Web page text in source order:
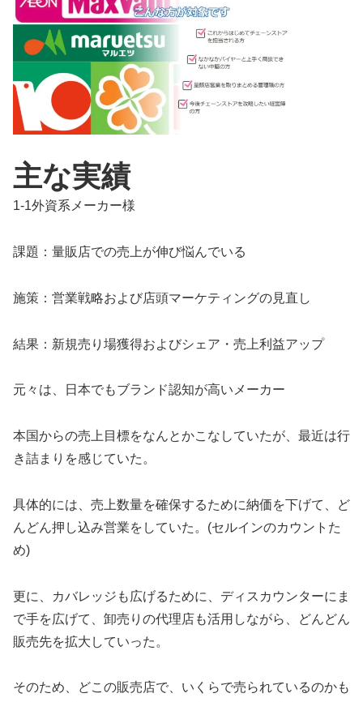
主な実績
1-1外資系メーカー様
課題：量販店での売上が伸び悩んでいる
施策：営業戦略および店頭マーケティングの見直し
結果：新規売り場獲得およびシェア・売上利益アップ
元々は、日本でもブランド認知が高いメーカー
本国からの売上目標をなんとかこなしていたが、最近は行
き詰まりを感じていた。
具体的には、売上数量を確保するために納価を下げて、ど
んどん押し込み営業をしていた。(セルインのカウントた
め)
更に、カバレッジも広げるために、ディスカウンターにま
で手を広げて、卸売りの代理店も活用しながら、どんどん
販売先を拡大していった。
そのため、どこの販売店で、いくらで売られているのかも